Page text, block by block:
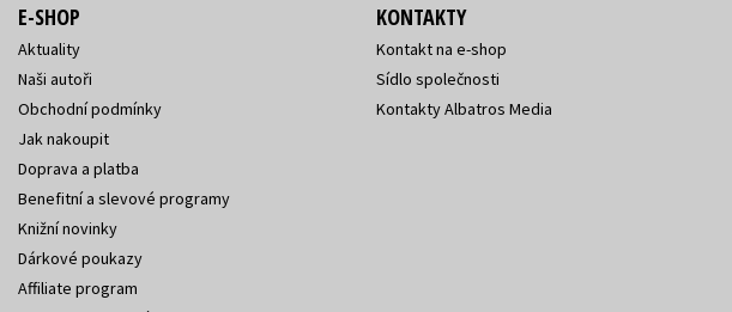
E-SHOP
Aktuality
Naši autoři
Obchodní podmínky
Jak nakoupit
Doprava a platba
Benefitní a slevové programy
Knižní novinky
Dárkové poukazy
Affiliate program
KONTAKTY
Kontakt na e-shop
Sídlo společnosti
Kontakty Albatros Media